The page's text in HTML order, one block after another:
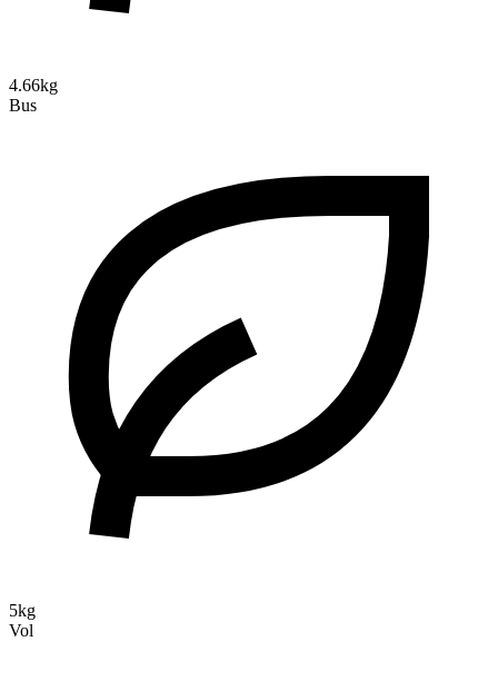
4.66kg
Bus
5kg
Vol